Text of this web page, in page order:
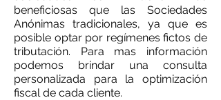
beneficiosas que las Sociedades
Anónimas tradicionales, ya que es
posible optar por regímenesfictos de
tributación. Para mas información
podemos brindar una consulta
personalizada para la optimización
fiscal de cada cliente.